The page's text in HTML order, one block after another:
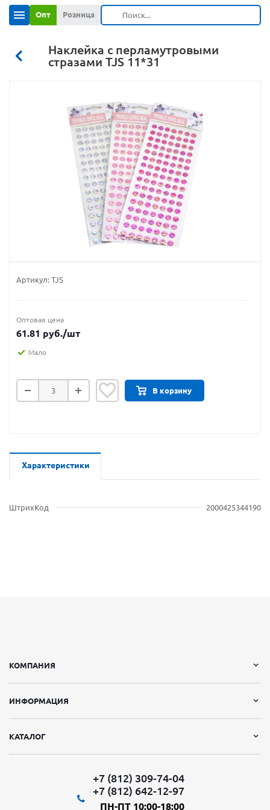
Опт Розница
Наклейка с перламутровыми
стразами TJS 11*31
Артикул: TJS
Оптовая цена
61.81 руб./шт
Мало
В корзину
Характеристики
ШтрихКод 2000425344190
КОМПАНИЯ
ИНФОРМАЦИЯ
КАТАЛОГ
+7 (812) 309-74-04
+7 (812) 642-12-97
ПН-ПТ 10:00-18:00